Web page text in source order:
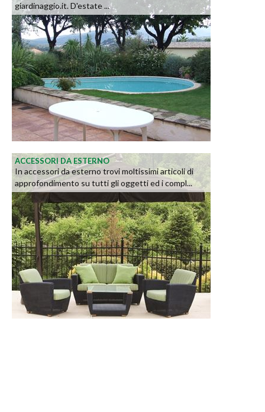
giardinaggio.it. D'estate ...
ACCESSORI DA ESTERNO
In accessori da esterno trovi moltissimi articoli di
approfondimento su tutti gli oggetti ed i compl...